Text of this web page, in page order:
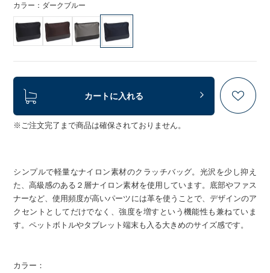
カラー：ダークブルー
カートに入れる
※ご注文完了まで商品は確保されておりません。
シンプルで軽量なナイロン素材のクラッチバッグ。光沢を少し抑え
た、高級感のある２層ナイロン素材を使用しています。底部やファス
ナーなど、使用頻度が高いパーツには革を使うことで、デザインのア
クセントとしてだけでなく、強度を増すという機能性も兼ねていま
す。ペットボトルやタブレット端末も入る大きめのサイズ感です。
カラー：